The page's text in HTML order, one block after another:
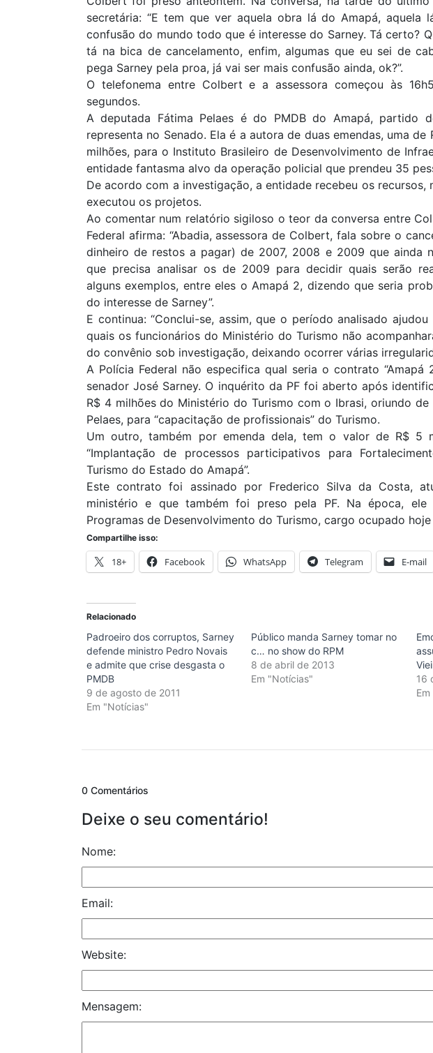
secretária: “E tem que ver aquela obra lá do Amapá, aquela
confusão do mundo todo que é interesse do Sarney. Tá certo?
tá na bica de cancelamento, enfim, algumas que eu sei de
pega Sarney pela proa, já vai ser mais confusão ainda, ok?”.
O telefonema entre Colbert e a assessora começou às
segundos.
A deputada Fátima Pelaes é do PMDB do Amapá, partido
representa no Senado. Ela é a autora de duas emendas, uma
milhões, para o Instituto Brasileiro de Desenvolvimento de
entidade fantasma alvo da operação policial que prendeu 35
De acordo com a investigação, a entidade recebeu os recursos,
executou os projetos.
Ao comentar num relatório sigiloso o teor da conversa entre
Federal afirma: “Abadia, assessora de Colbert, fala sobre o
dinheiro de restos a pagar) de 2007, 2008 e 2009 que ainda
que precisa analisar os de 2009 para decidir quais serão
alguns exemplos, entre eles o Amapá 2, dizendo que seria
do interesse de Sarney”.
E continua: “Conclui-se, assim, que o período analisado
quais os funcionários do Ministério do Turismo não
do convênio sob investigação, deixando ocorrer várias
A Polícia Federal não especifica qual seria o contrato “Amapá
senador José Sarney. O inquérito da PF foi aberto após
R$ 4 milhões do Ministério do Turismo com o Ibrasi, oriundo de
Pelaes, para “capacitação de profissionais” do Turismo.
Um outro, também por emenda dela, tem o valor de R$ 5
“Implantação de processos participativos para
Turismo do Estado do Amapá”.
Este contrato foi assinado por Frederico Silva da Costa,
ministério e que também foi preso pela PF. Na época, ele
Programas de Desenvolvimento do Turismo, cargo ocupado
Compartilhe isso:
18+ Facebook WhatsApp Telegram E-mail
Relacionado
Padroeiro dos corruptos, Sarney
defende ministro Pedro Novais
e admite que crise desgasta o
PMDB
9 de agosto de 2011
Em "Notícias"
Público manda Sarney tomar no
c… no show do RPM
8 de abril de 2013
Em "Notícias"
16
0 Comentários
Deixe o seu comentário!
Nome:
Email:
Website:
Mensagem: